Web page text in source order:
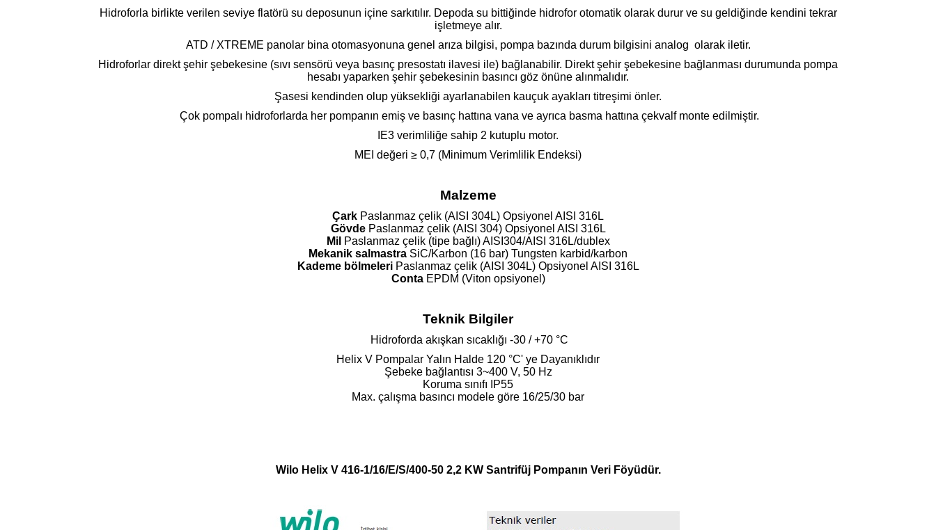
Hidroforla birlikte verilen seviye flatörü su deposunun içine sarkıtılır. Depoda su bittiğinde hidrofor otomatik olarak durur ve su geldiğinde kendini tekrar
işletmeye alır.
ATD / XTREME panolar bina otomasyonuna genel arıza bilgisi, pompa bazında durum bilgisini analog olarak iletir.
Hidroforlar direkt şehir şebekesine (sıvı sensörü veya basınç presostatı ilavesi ile) bağlanabilir. Direkt şehir şebekesine bağlanması durumunda pompa
hesabı yaparken şehir şebekesinin basıncı göz önüne alınmalıdır.
Şasesi kendinden olup yüksekliği ayarlanabilen kauçuk ayakları titreşimi önler.
Çok pompalı hidroforlarda her pompanın emiş ve basınç hattına vana ve ayrıca basma hattına çekvalf monte edilmiştir.
IE3 verimliliğe sahip 2 kutuplu motor.
MEI değeri ≥ 0,7 (Minimum Verimlilik Endeksi)
Malzeme
Çark Paslanmaz çelik (AISI 304L) Opsiyonel AISI 316L
GövdePaslanmaz çelik (AISI 304) Opsiyonel AISI 316L
Mil Paslanmaz çelik (tipe bağlı) AISI304/AISI 316L/dublex
Mekanik salmastra SiC/Karbon (16 bar) Tungsten karbid/karbon
Kademe bölmeleriPaslanmaz çelik (AISI 304L) Opsiyonel AISI 316L
ContaEPDM (Viton opsiyonel)
Teknik Bilgiler
Hidroforda akışkan sıcaklığı -30 / +70 °C
Helix V Pompalar Yalın Halde 120 °C' ye Dayanıklıdır
Şebeke bağlantısı 3~400 V, 50 Hz
Koruma sınıfı IP55
Max. çalışma basıncı modele göre 16/25/30 bar
Wilo Helix V 416-1/16/E/S/400-50 2,2 KW Santrifüj Pompanın Veri Föyüdür.